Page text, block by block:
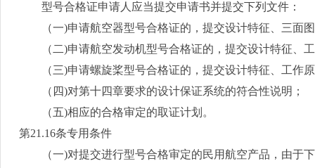
型号合格证申请人应当提交申请书并提交下列文件：
（一)申请航空器型号合格证的，提交设计特征、三面
（二)申请航空发动机型号合格证的，提交设计特征、
（三)申请螺旋桨型号合格证的，提交设计特征、工作
（四)对第十四章要求的设计保证系统的符合性说明；
（五)相应的合格审定的取证计划。
第21.16条专用条件
（一)对提交进行型号合格审定的民用航空产品，由于